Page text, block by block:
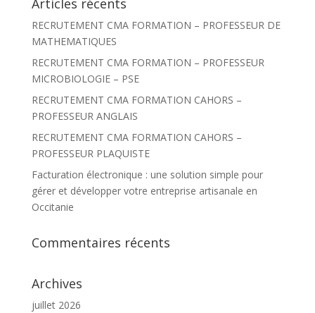
c
h
r
:
Articles récents
RECRUTEMENT CMA FORMATION – PROFESSEUR DE
MATHEMATIQUES
RECRUTEMENT CMA FORMATION – PROFESSEUR
MICROBIOLOGIE – PSE
RECRUTEMENT CMA FORMATION CAHORS –
PROFESSEUR ANGLAIS
RECRUTEMENT CMA FORMATION CAHORS –
PROFESSEUR PLAQUISTE
Facturation électronique : une solution simple pour
gérer et développer votre entreprise artisanale en
Occitanie
Commentaires récents
Archives
juillet 2026